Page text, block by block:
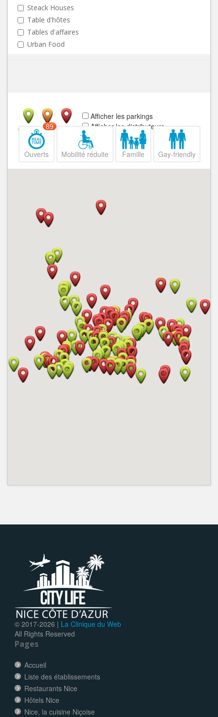
Steack Houses
Table d'hôtes
Tables d'affaires
Urban Food
Afficher les parkings
Afficher les distributeurs
Ouvert
Ouverts
89
Mobilité réduite Famille Gay-friendly
© 2017-2026 | La Clinique du Web
All Rights Reserved
Pages
Accueil
Liste des établissements
Restaurants Nice
Hôtels Nice
Nice, la cuisine Niçoise